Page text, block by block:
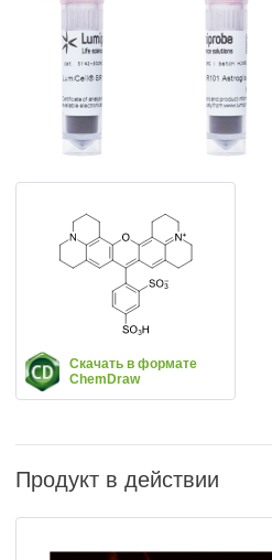
Скачать в формате
ChemDraw
Продукт в действии